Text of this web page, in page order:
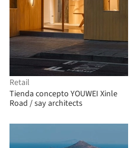
Retail
Tienda concepto YOUWEI Xinle
Road / say architects